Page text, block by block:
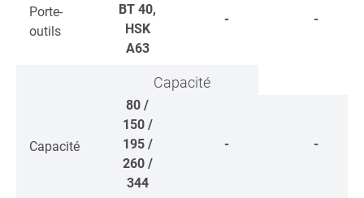
Porte-
outils
BT 40,
HSK
A63
- -
Capacité
Capacité
80 /
150 /
195 /
260 /
344
- -